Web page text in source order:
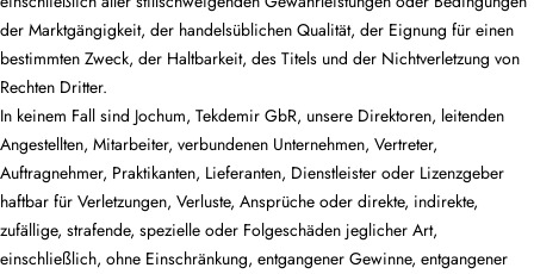
der Marktgängigkeit, der handelsüblichen Qualität, der Eignung für einen
bestimmten Zweck, der Haltbarkeit, des Titels und der Nichtverletzung von
Rechten Dritter.
In keinem Fall sind Jochum, Tekdemir GbR, unsere Direktoren, leitenden
Angestellten, Mitarbeiter, verbundenen Unternehmen, Vertreter,
Auftragnehmer, Praktikanten, Lieferanten, Dienstleister oder Lizenzgeber
haftbar für Verletzungen, Verluste, Ansprüche oder direkte, indirekte,
zufällige, strafende, spezielle oder Folgeschäden jeglicher Art,
einschließlich, ohne Einschränkung, entgangener Gewinne, entgangener